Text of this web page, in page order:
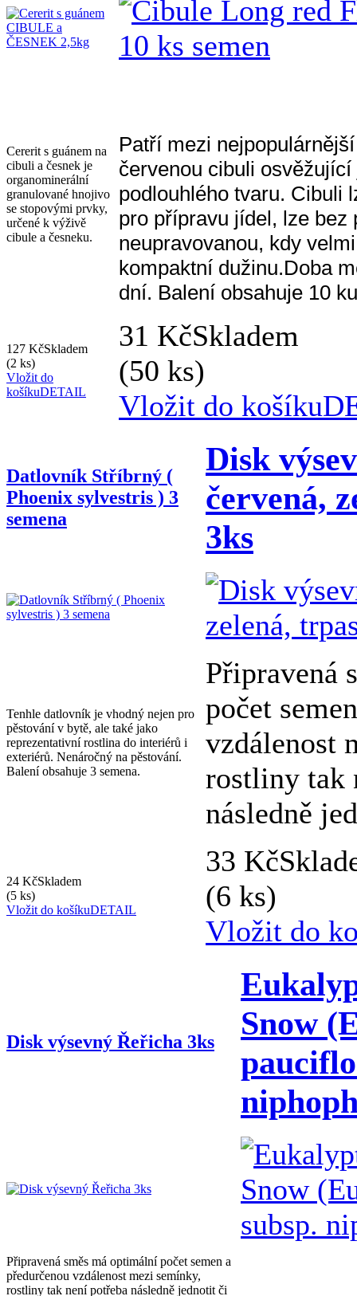
Cererit s guánem na
cibuli a česnek je
organominerální
granulova­né hnojivo
se stopovými prvky,
určené k výživě
cibule a česneku.
Patří mezi
červenou cibuli
podlouhlého tvaru. Cibuli
pro přípravu jídel, lze bez
neupravovanou, kdy
kompaktní dužinu.Doba
dní. Balení obsahuje 10
127 KčSkladem
(2 ks)
Vložit do
košíkuDETAIL
31 KčSkladem
(50 ks)
Vložit do košíku
Datlovník Stříbrný (
Phoenix sylvestris ) 3
semena
Disk
červená,
3ks
Tenhle datlovník je vhodný nejen pro
pěstování v bytě, ale také jako
reprezentativní rostlina do interiérů i
exteriérů. Nenáročný na pěstování.
Balení obsahuje 3 semena.
Připravená
počet
vzdálenost
rostliny tak
následně
24 KčSkladem
(5 ks)
Vložit do košíkuDETAIL
33 Kč
(6 ks)
Vložit do
Disk výsevný Řeřicha 3ks
Snow
Připravená směs má optimální počet semen a
předurčenou vzdálenost mezi semínky,
rostliny tak není potřeba následně jednotit či